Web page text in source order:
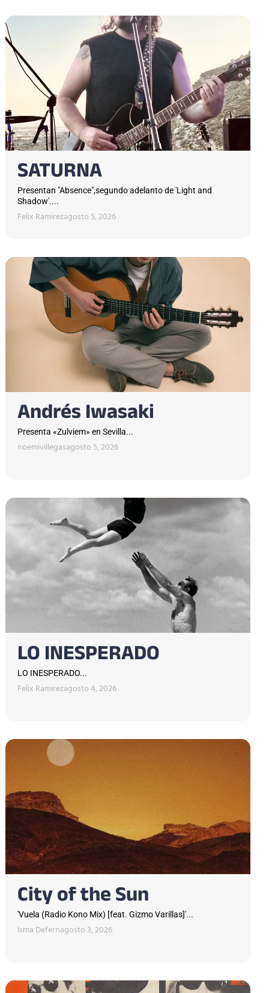
SATURNA
Presentan "Absence",segundo adelanto de 'Light and
Shadow'....
Felix Ramirezagosto 5, 2026
Andrés Iwasaki
Presenta «Zulviem» en Sevilla...
noemivillegasagosto 5, 2026
LO INESPERADO
LO INESPERADO...
Felix Ramirezagosto 4, 2026
City of the Sun
'Vuela (Radio Kono Mix) [feat. Gizmo Varillas]'...
Isma Defernagosto 3, 2026